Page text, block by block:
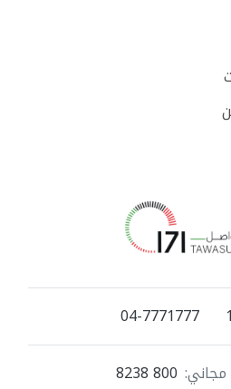
04-7771777
800 8238